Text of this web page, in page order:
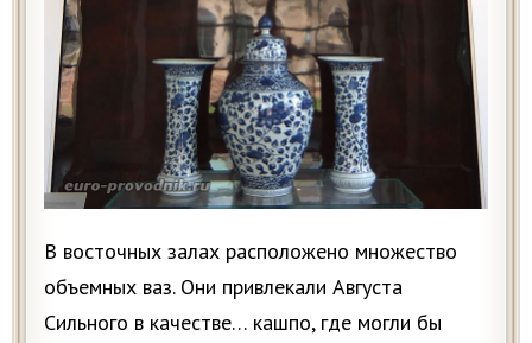
В восточных залах расположено множество
объемных ваз. Они привлекали Августа
Сильного в качестве… кашпо, где могли бы